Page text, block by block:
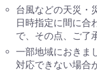
台風などの天災・
日時指定に間に合
で、その点、ご了
一部地域におきま
対応できない場合